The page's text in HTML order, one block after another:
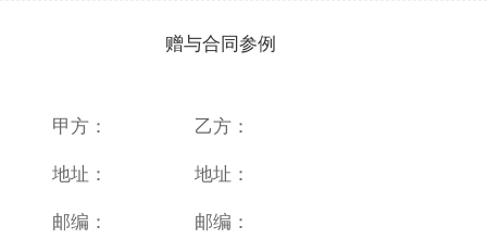
赠与合同参例
甲方： 乙方：
地址： 地址：
邮编： 邮编：